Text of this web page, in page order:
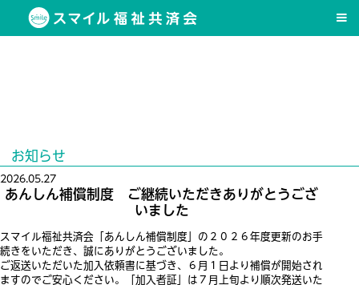
お知らせ
2026.05.27
あんしん補償制度 ご継続いただきありがとうござ
いました
スマイル福祉共済会「あんしん補償制度」の２０２６年度更新のお手
続きをいただき、誠にありがとうございました。
ご返送いただいた加入依頼書に基づき、６月１日より補償が開始され
ますのでご安心ください。「加入者証」は７月上旬より順次発送いた